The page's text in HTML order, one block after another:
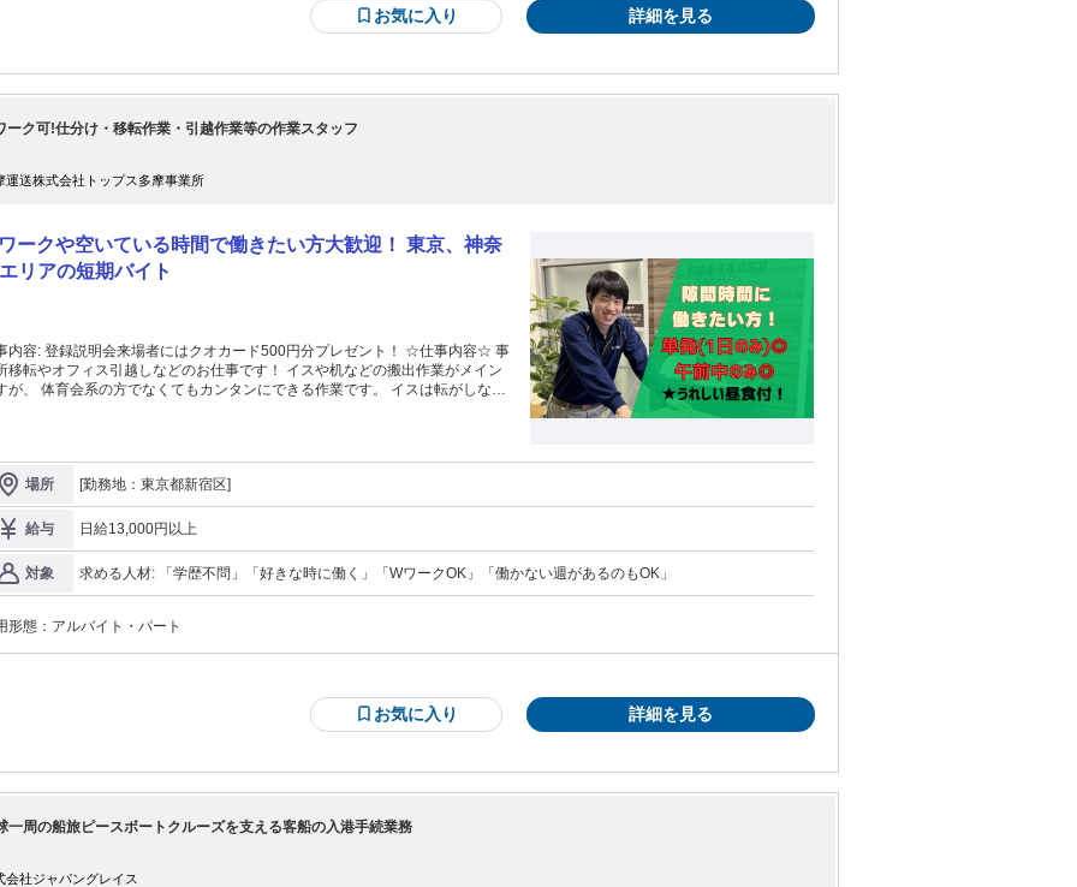
お気に入り 詳細を見る
ーク可!仕分け・移転作業・引越作業等の作業スタッフ
運送株式会社トップス多摩事業所
ークや空いている時間で働きたい方大歓迎！ 東京、神奈
リアの短期バイト
クオカード500円分プレゼント！ ☆仕事内容☆ 事
転やオフィス引越しなどのお仕事です！ イスや机などの搬出作業がメイン
ンタンにできる作業です。 イスは転がしなが
や神奈川エリアで短期バイトを探している方におススメです。 ＜お仕事当日
集合 最寄駅から送迎バス、徒歩で移動します。 ②簡単な
制なので、一人で困っ
ることはありません！ わからないことがあったら聞いてください！ ④終
場所 [勤務地：東京都新宿区]
給与 日給13,000円以上
対象 求める人材: 「学歴不問」「好きな時に働く」「WワークOK」「働かない週があるのもOK」
形態： アルバイト・パート
お気に入り 詳細を見る
一周の船旅ピースボートクルーズを支える客船の入港手続業務
会社ジャパングレイス